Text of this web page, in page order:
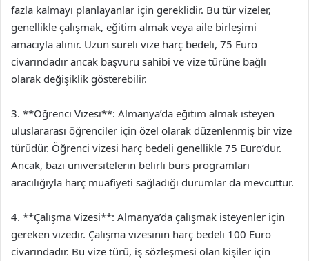
fazla kalmayı planlayanlar için gereklidir. Bu tür vizeler,
genellikle çalışmak, eğitim almak veya aile birleşimi
amacıyla alınır. Uzun süreli vize harç bedeli, 75 Euro
civarındadır ancak başvuru sahibi ve vize türüne bağlı
olarak değişiklik gösterebilir.
3. **Öğrenci Vizesi**: Almanya’da eğitim almak isteyen
uluslararası öğrenciler için özel olarak düzenlenmiş bir vize
türüdür. Öğrenci vizesi harç bedeli genellikle 75 Euro’dur.
Ancak, bazı üniversitelerin belirli burs programları
aracılığıyla harç muafiyeti sağladığı durumlar da mevcuttur.
4. **Çalışma Vizesi**: Almanya’da çalışmak isteyenler için
gereken vizedir. Çalışma vizesinin harç bedeli 100 Euro
civarındadır. Bu vize türü, iş sözleşmesi olan kişiler için